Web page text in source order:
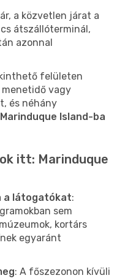
a közvetlen járat a
átszállóterminál,
azonnal
felületen
menetidő vagy
és néhány
Island-ba
itt: Marinduque
a látogatókat:
sem
kortárs
egyaránt
: A főszezonon kívüli